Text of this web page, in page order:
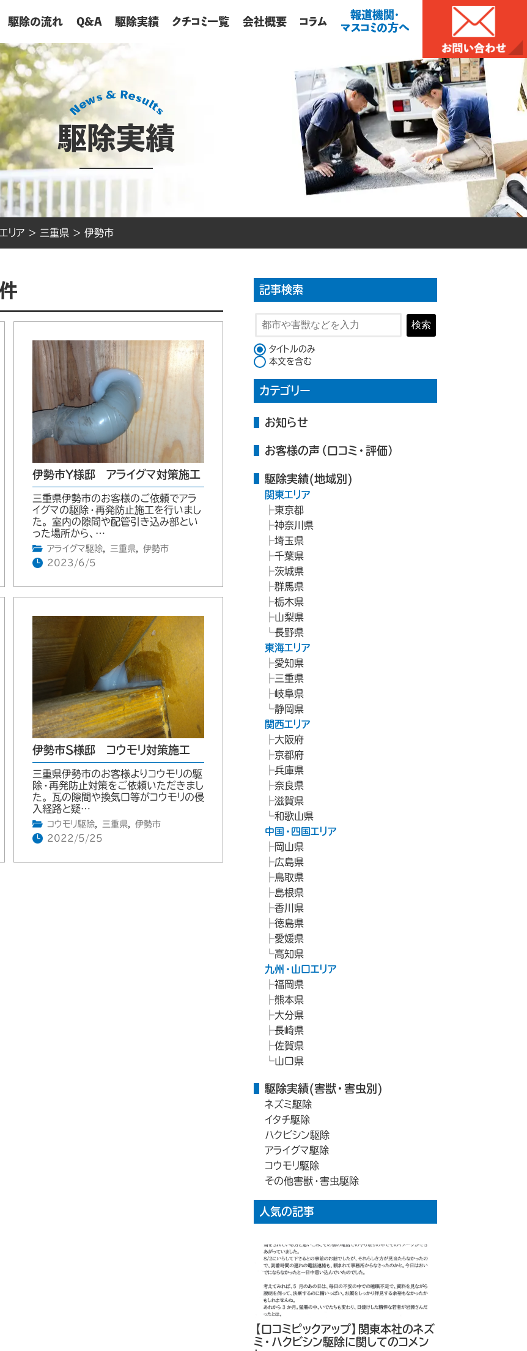
駆除の流れ Q&A 駆除実績 クチコミ一覧 会社概要 コラム
報道機関・
マスコミの方へ
駆除実績
リア > 三重県 > 伊勢市
伊勢市Y様邸 アライグマ対策施工
三重県伊勢市のお客様のご依頼でアラ
イグマの駆除・再発防止施工を行いまし
た。 室内の隙間や配管引き込み部とい
った場所から、…
アライグマ駆除, 三重県,
伊勢市
2023/6/5
伊勢市S様邸 コウモリ対策施工
三重県伊勢市のお客様よりコウモリの駆
除・再発防止対策をご依頼いただきまし
た。 瓦の隙間や換気口等がコウモリの侵
入経路と疑…
コウモリ駆除, 三重県,
伊勢市
2022/5/25
記事検索
検索
検索対象
タイトルのみ
本文を含む
カテゴリー
お知らせ
お客様の声（口コミ・評価）
駆除実績(地域別)
関東エリア
東京都
神奈川県
埼玉県
千葉県
茨城県
群馬県
栃木県
山梨県
長野県
東海エリア
愛知県
三重県
岐阜県
静岡県
関西エリア
大阪府
京都府
兵庫県
奈良県
滋賀県
和歌山県
中国・四国エリア
岡山県
広島県
鳥取県
島根県
香川県
徳島県
愛媛県
高知県
九州・山口エリア
福岡県
熊本県
大分県
長崎県
佐賀県
山口県
駆除実績(害獣・害虫別)
ネズミ駆除
イタチ駆除
ハクビシン駆除
アライグマ駆除
コウモリ駆除
その他害獣・害虫駆除
人気の記事
【口コミピックアップ】関東本社のネズ
ミ・ハクビシン駆除に関してのコメン